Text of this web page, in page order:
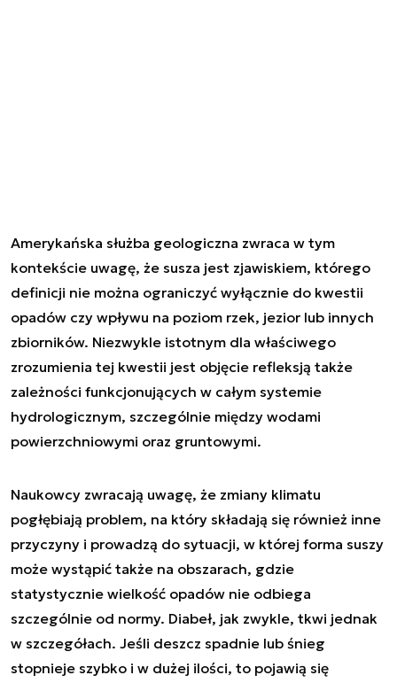
Amerykańska służba geologiczna zwraca w tym
kontekście uwagę, że susza jest zjawiskiem, którego
definicji nie można ograniczyć wyłącznie do kwestii
opadów czy wpływu na poziom rzek, jezior lub innych
zbiorników. Niezwykle istotnym dla właściwego
zrozumienia tej kwestii jest objęcie refleksją także
zależności funkcjonujących w całym systemie
hydrologicznym, szczególnie między wodami
powierzchniowymi oraz gruntowymi.
Naukowcy zwracają uwagę, że zmiany klimatu
pogłębiają problem, na który składają się również inne
przyczyny i prowadzą do sytuacji, w której forma suszy
może wystąpić także na obszarach, gdzie
statystycznie wielkość opadów nie odbiega
szczególnie od normy. Diabeł, jak zwykle, tkwi jednak
w szczegółach. Jeśli deszcz spadnie lub śnieg
stopnieje szybko i w dużej ilości, to pojawią się